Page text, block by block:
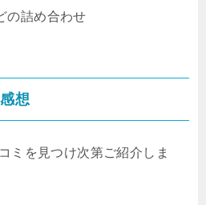
の詰め合わせ
想
ミを見つけ次第ご紹介しま